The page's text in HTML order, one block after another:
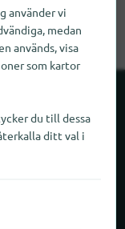
använder vi
medan
används, visa
som kartor
du till dessa
ditt val i